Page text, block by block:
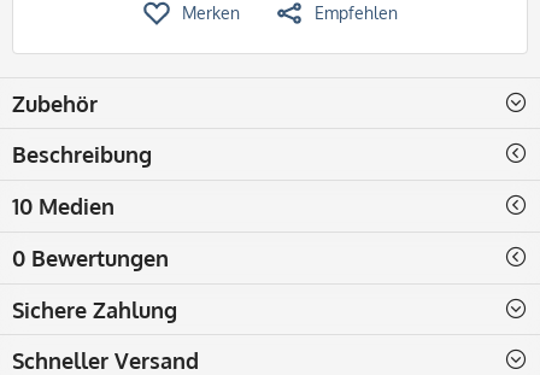
Merken Empfehlen
Zubehör
Beschreibung
10 Medien
0 Bewertungen
Sichere Zahlung
Schneller Versand